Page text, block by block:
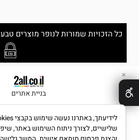
כל הזכויות שמורות לנופר מוצרים
בניית אתרים
✕
שלישיים, לצורך ניתוח השימוש באתר,